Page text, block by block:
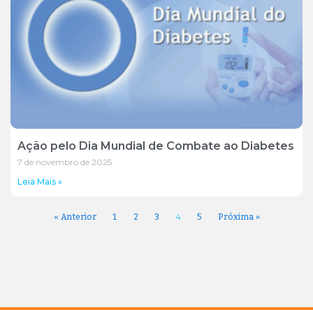
Ação pelo Dia Mundial de Combate ao Diabetes
7 de novembro de 2025
Leia Mais »
« Anterior 1 2 3 4 5 Próxima »